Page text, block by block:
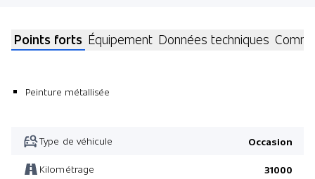
Points forts Équipement Données techniques
Peinture métallisée
Type de véhicule Occasion
Kilométrage 31000